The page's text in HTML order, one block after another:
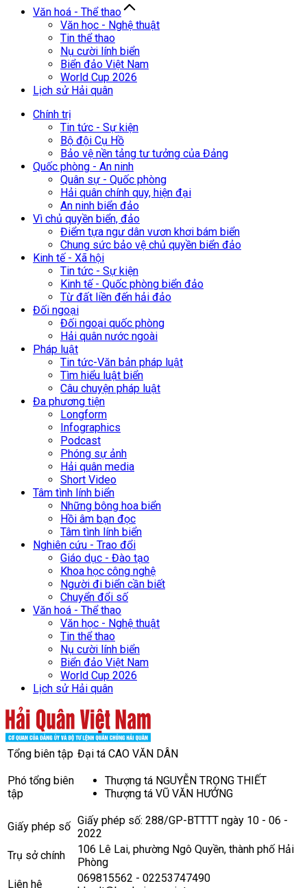
Văn hoá - Thể thao
Văn học - Nghệ thuật
Tin thể thao
Nụ cười lính biển
Biển đảo Việt Nam
World Cup 2026
Lịch sử Hải quân
Chính trị
Tin tức - Sự kiện
Bộ đội Cụ Hồ
Bảo vệ nền tảng tư tưởng của Đảng
Quốc phòng - An ninh
Quân sự - Quốc phòng
Hải quân chính quy, hiện đại
An ninh biển đảo
Vì chủ quyền biển, đảo
Điểm tựa ngư dân vươn khơi bám biển
Chung sức bảo vệ chủ quyền biển đảo
Kinh tế - Xã hội
Tin tức - Sự kiện
Kinh tế - Quốc phòng biển đảo
Từ đất liền đến hải đảo
Đối ngoại
Đối ngoại quốc phòng
Hải quân nước ngoài
Pháp luật
Tin tức-Văn bản pháp luật
Tìm hiểu luật biển
Câu chuyện pháp luật
Đa phương tiện
Longform
Infographics
Podcast
Phóng sự ảnh
Hải quân media
Short Video
Tâm tình lính biển
Những bông hoa biển
Hồi âm bạn đọc
Tâm tình lính biển
Nghiên cứu - Trao đổi
Giáo dục - Đào tạo
Khoa học công nghệ
Người đi biển cần biết
Chuyển đổi số
Văn hoá - Thể thao
Văn học - Nghệ thuật
Tin thể thao
Nụ cười lính biển
Biển đảo Việt Nam
World Cup 2026
Lịch sử Hải quân
Tổng biên tập Đại tá CAO VĂN DÂN
Phó tổng biên
tập
Thượng tá NGUYỄN TRỌNG THIẾT
Thượng tá VŨ VĂN HƯỞNG
Giấy phép số Giấy phép số: 288/GP-BTTTT ngày 10 - 06 -
2022
Trụ sở chính
106 Lê Lai, phường Ngô Quyền, thành phố Hải
Phòng
Liên hệ
069815562 - 02253747490